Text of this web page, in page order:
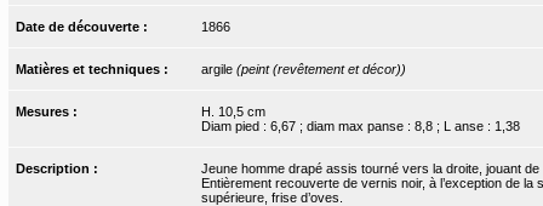
Date de découverte : 1866
Matières et techniques : argile (peint (revêtement et décor))
Mesures :
H. 10,5 cm
Diam pied : 6,67 ; diam max panse : 8,8 ; L anse : 1,38
Description :
Jeune homme drapé assis tourné vers la droite, jouant de
Entièrement recouverte de vernis noir, à l’exception de
supérieure, frise d’oves.